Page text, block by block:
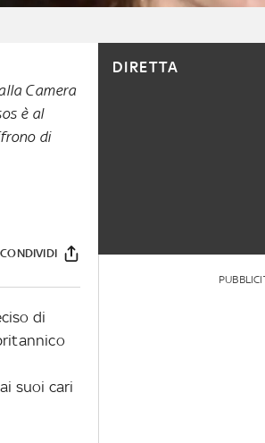
Camera
è al
di
CONDIVIDI
di
suoi cari
DIRETTA